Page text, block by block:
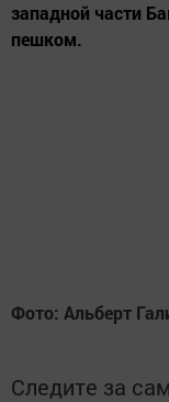
западной части
пешком.
Фото: Альберт
Следите за